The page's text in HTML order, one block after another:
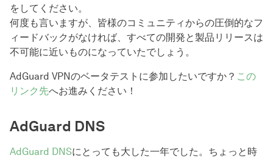
をしてください。
何度も言いますが、皆様のコミュニティからの圧倒的なフ
ィードバックがなければ、すべての開発と製品リリースは
不可能に近いものになっていたでしょう。
AdGuard VPNのベータテストに参加したいですか？ この
リンク先へお進みください！
AdGuard DNS
AdGuard DNSにとっても大した一年でした。ちょっと時